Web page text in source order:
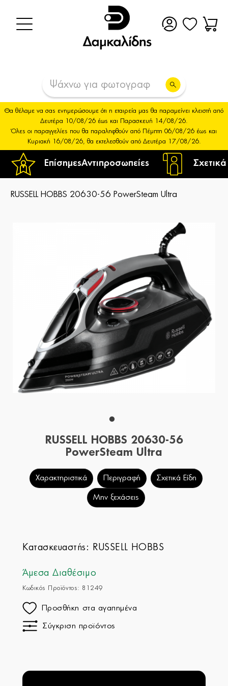
ΕπίσημεςΑντιπροσωπείες
Θα θέλαμε να σας ενημερώσουμε ότι η εταιρεία μας θα παραμείνει κλειστή από
Δευτέρα 10/08/26 έως και Παρασκευή 14/08/26.
Όλες οι παραγγελίες που θα παραληφθούν από Πέμπτη 06/08/26 έως και
Κυριακή 16/08/26, θα εκτελεσθούν από Δευτέρα 17/08/26.
RUSSELL HOBBS 20630-56 PowerSteam Ultra
RUSSELL HOBBS 20630-56
PowerSteam Ultra
Χαρακτηριστικά Περιγραφή Σχετικά Είδη
Μην ξεχάσεις
Κατασκευαστής: RUSSELL HOBBS
Άμεσα Διαθέσιμο
Κωδικός Προϊόντος: 81249
Προσθήκη στα αγαπημένα
Σύγκριση προϊόντος